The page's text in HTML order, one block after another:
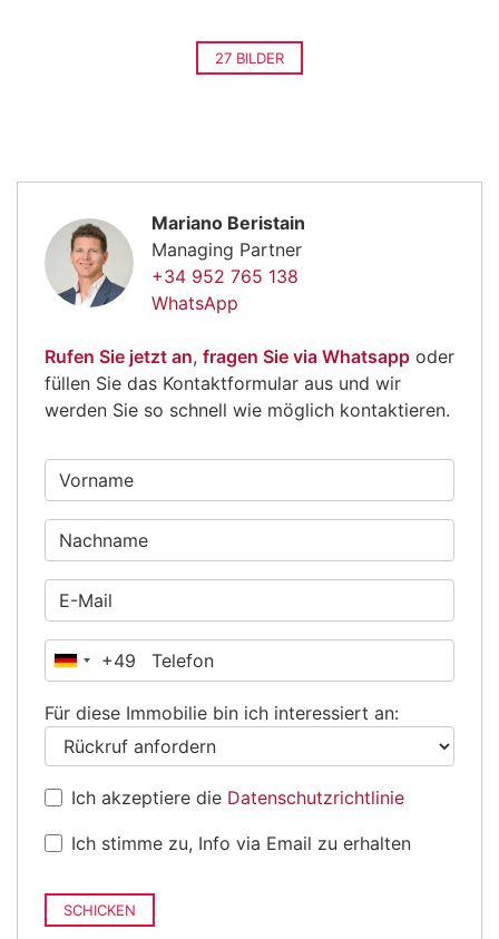
27 BILDER
Mariano Beristain
Managing Partner
+34 952 765 138
WhatsApp
Rufen Sie jetzt an, fragen Sie via Whatsapp oder
füllen Sie das Kontaktformular aus und wir
werden Sie so schnell wie möglich kontaktieren.
Deutschland
+49
Für diese Immobilie bin ich interessiert an:
Ich akzeptiere die Datenschutzrichtlinie
Ich stimme zu, Info via Email zu erhalten
SCHICKEN